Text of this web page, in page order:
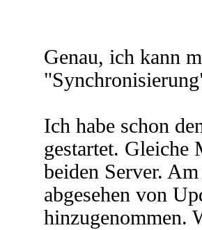
Genau, ich kann
Ich habe schon
gestartet. Gleiche
beiden Server.
abgesehen von
hinzugenommen.